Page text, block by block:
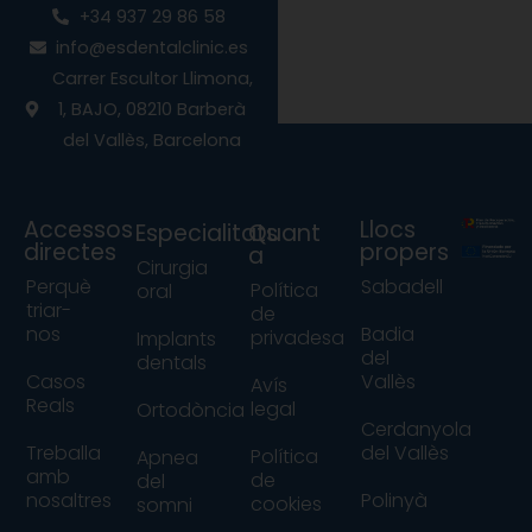
e
b
o
o
k
t
a
g
r
a
m
t
u
b
e
+34 937 29 86 58
info@esdentalclinic.es
Carrer Escultor Llimona,
1, BAJO, 08210 Barberà
del Vallès, Barcelona
Accessos
directes
Perquè
triar-
nos
Casos
Reals
Treballa
amb
nosaltres
Especialitats
Cirurgia
oral
Implants
dentals
Ortodòncia
Apnea
del
somni
Quant
a
Política
de
privadesa
Avís
legal
Política
de
cookies
Llocs
propers
Sabadell
Badia
del
Vallès
Cerdanyola
del Vallès
Polinyà